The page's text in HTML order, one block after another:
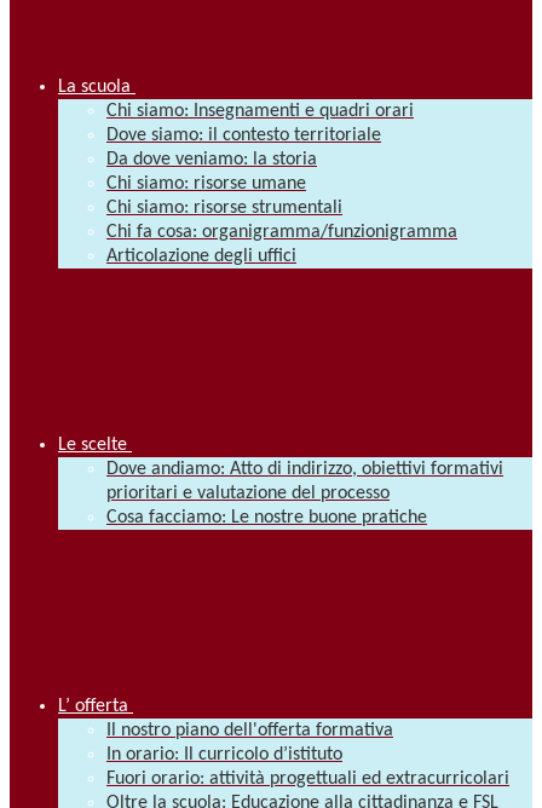
La scuola
Chi siamo: Insegnamenti e quadri orari
Dove siamo: il contesto territoriale
Da dove veniamo: la storia
Chi siamo: risorse umane
Chi siamo: risorse strumentali
Chi fa cosa: organigramma/funzionigramma
Articolazione degli uffici
Le scelte
Dove andiamo: Atto di indirizzo, obiettivi formativi
prioritari e valutazione del processo
Cosa facciamo: Le nostre buone pratiche
L’ offerta
Il nostro piano dell'offerta formativa
In orario: Il curricolo d’istituto
Fuori orario: attività progettuali ed extracurricolari
Oltre la scuola: Educazione alla cittadinanza e FSL